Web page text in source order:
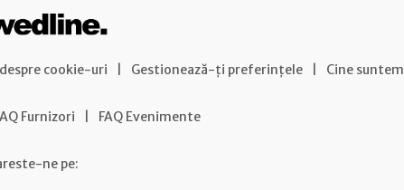
cookie-uri Gestionează-ți preferințele Cine suntem
Furnizori FAQ Evenimente
ne pe: